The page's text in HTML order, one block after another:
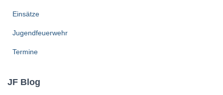
Einsätze
Jugendfeuerwehr
Termine
JF Blog